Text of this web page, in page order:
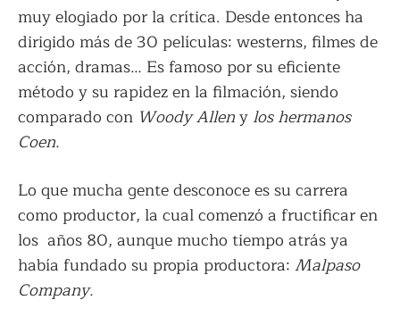
muy elogiado por la crítica. Desde entonces ha
dirigido más de 30 películas: westerns, filmes de
acción, dramas… Es famoso por su eficiente
método y su rapidez en la filmación, siendo
comparado con Woody Alleny los hermanos
Coen.
Lo que mucha gente desconoce es su carrera
como productor, la cual comenzó a fructificar en
los años 80, aunque mucho tiempo atrás ya
había fundado su propia productora: Malpaso
Company.